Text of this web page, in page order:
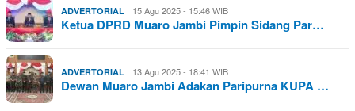
ADVERTORIAL 15 Agu 2025 - 15:46 WIB
Ketua DPRD Muaro Jambi Pimpin Sidang Par…
ADVERTORIAL 13 Agu 2025 - 18:41 WIB
Dewan Muaro Jambi Adakan Paripurna KUPA …